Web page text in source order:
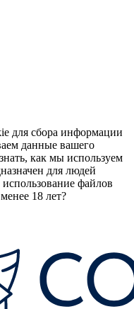
для сбора информации
данные вашего
как мы используем
для людей
файлов
18 лет?